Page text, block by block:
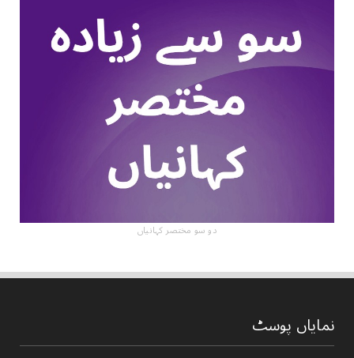
دو سو مختصر کہانیاں
نمایاں پوسٹ